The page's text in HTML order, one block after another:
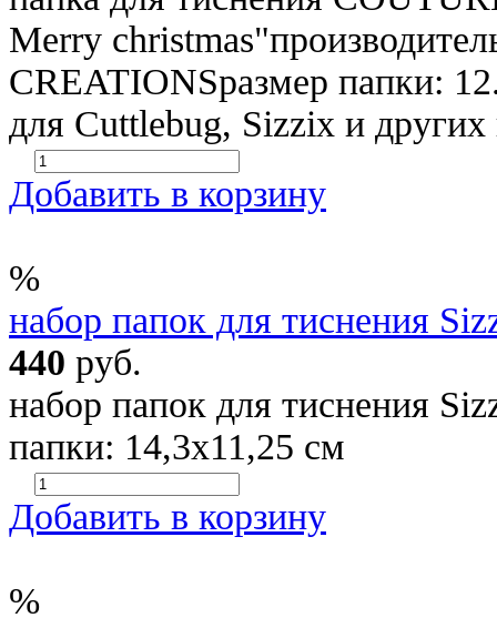
Merry
CREATIONSразмер папки:
для Cuttlebug, Sizzix и других
Добавить в корзину
%
набор папок для тиснения
440 руб.
набор папок для тиснения
папки: 14,3х11,25 см
Добавить в корзину
%